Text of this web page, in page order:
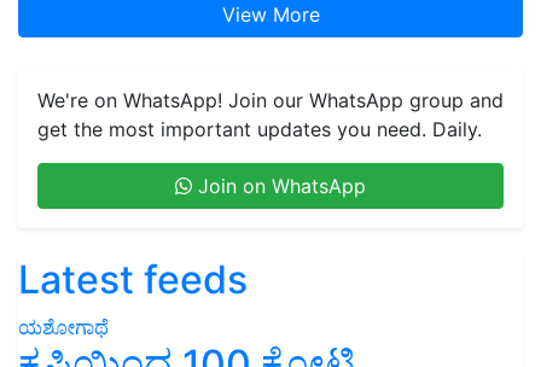
View More
We're on WhatsApp! Join our WhatsApp group and
get the most important updates you need. Daily.
Join on WhatsApp
Latest feeds
ಯಶೋಗಾಥೆ